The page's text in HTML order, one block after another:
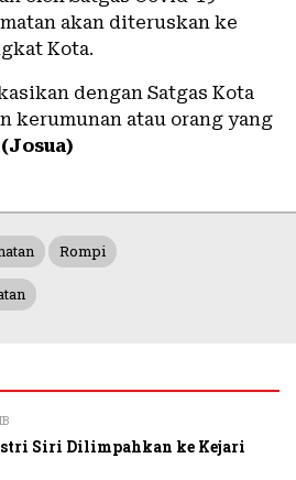
akan diteruskan ke
Kota.
dengan Satgas Kota
kerumunan atau orang yang
(Josua)
Rompi
Siri Dilimpahkan ke Kejari